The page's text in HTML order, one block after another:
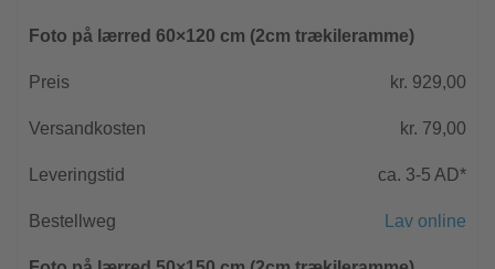
Foto på lærred 60×120 cm (2cm trækileramme)
kr. 929,00
kr. 79,00
ca. 3-5 AD*
Lav online